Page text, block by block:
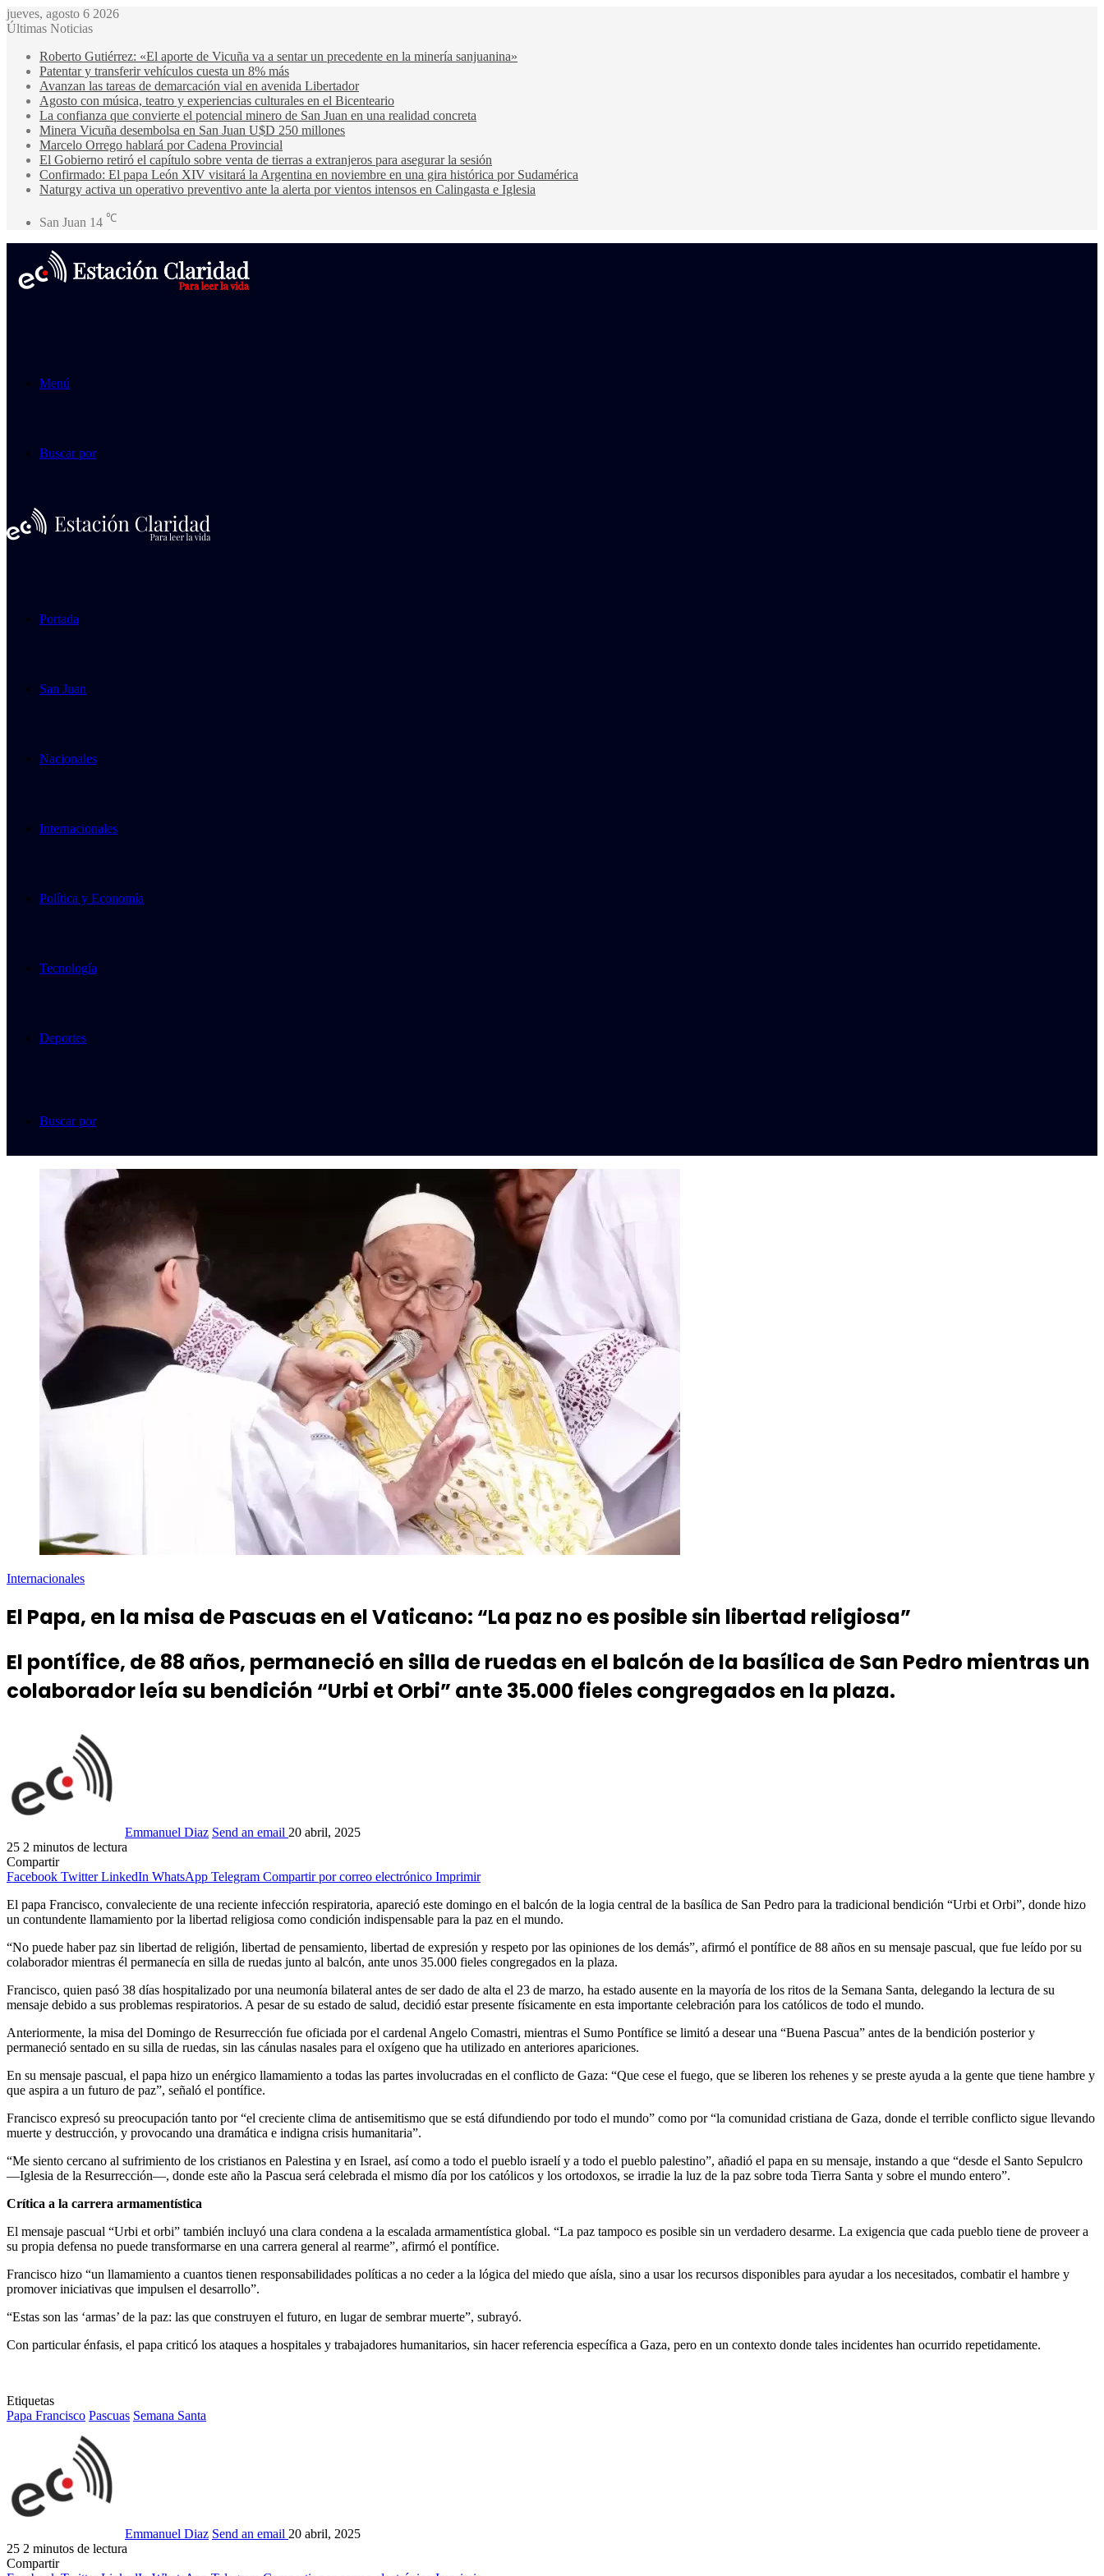
jueves, agosto 6 2026
Últimas Noticias
Roberto Gutiérrez: «El aporte de Vicuña va a sentar un precedente en la minería sanjuanina»
Patentar y transferir vehículos cuesta un 8% más
Avanzan las tareas de demarcación vial en avenida Libertador
Agosto con música, teatro y experiencias culturales en el Bicenteario
La confianza que convierte el potencial minero de San Juan en una realidad concreta
Minera Vicuña desembolsa en San Juan U$D 250 millones
Marcelo Orrego hablará por Cadena Provincial
El Gobierno retiró el capítulo sobre venta de tierras a extranjeros para asegurar la sesión
Confirmado: El papa León XIV visitará la Argentina en noviembre en una gira histórica por Sudamérica
Naturgy activa un operativo preventivo ante la alerta por vientos intensos en Calingasta e Iglesia
San Juan 14 ℃
Menú
Buscar por
Portada
San Juan
Nacionales
Internacionales
Política y Economía
Tecnología
Deportes
Buscar por
Internacionales
El Papa, en la misa de Pascuas en el Vaticano: “La paz no es posible sin libertad religiosa”
El pontífice, de 88 años, permaneció en silla de ruedas en el balcón de la basílica de San Pedro mientras un
colaborador leía su bendición “Urbi et Orbi” ante 35.000 fieles congregados en la plaza.
Emmanuel Diaz Send an email 20 abril, 2025
25 2 minutos de lectura
Compartir
Facebook Twitter LinkedIn WhatsApp Telegram Compartir por correo electrónico Imprimir
El papa Francisco, convaleciente de una reciente infección respiratoria, apareció este domingo en el balcón de la logia central de la basílica de San Pedro para la tradicional bendición “Urbi et Orbi”, donde hizo
un contundente llamamiento por la libertad religiosa como condición indispensable para la paz en el mundo.
“No puede haber paz sin libertad de religión, libertad de pensamiento, libertad de expresión y respeto por las opiniones de los demás”, afirmó el pontífice de 88 años en su mensaje pascual, que fue leído por su
colaborador mientras él permanecía en silla de ruedas junto al balcón, ante unos 35.000 fieles congregados en la plaza.
Francisco, quien pasó 38 días hospitalizado por una neumonía bilateral antes de ser dado de alta el 23 de marzo, ha estado ausente en la mayoría de los ritos de la Semana Santa, delegando la lectura de su
mensaje debido a sus problemas respiratorios. A pesar de su estado de salud, decidió estar presente físicamente en esta importante celebración para los católicos de todo el mundo.
Anteriormente, la misa del Domingo de Resurrección fue oficiada por el cardenal Angelo Comastri, mientras el Sumo Pontífice se limitó a desear una “Buena Pascua” antes de la bendición posterior y
permaneció sentado en su silla de ruedas, sin las cánulas nasales para el oxígeno que ha utilizado en anteriores apariciones.
En su mensaje pascual, el papa hizo un enérgico llamamiento a todas las partes involucradas en el conflicto de Gaza: “Que cese el fuego, que se liberen los rehenes y se preste ayuda a la gente que tiene hambre y
que aspira a un futuro de paz”, señaló el pontífice.
Francisco expresó su preocupación tanto por “el creciente clima de antisemitismo que se está difundiendo por todo el mundo” como por “la comunidad cristiana de Gaza, donde el terrible conflicto sigue llevando
muerte y destrucción, y provocando una dramática e indigna crisis humanitaria”.
“Me siento cercano al sufrimiento de los cristianos en Palestina y en Israel, así como a todo el pueblo israelí y a todo el pueblo palestino”, añadió el papa en su mensaje, instando a que “desde el Santo Sepulcro
—Iglesia de la Resurrección—, donde este año la Pascua será celebrada el mismo día por los católicos y los ortodoxos, se irradie la luz de la paz sobre toda Tierra Santa y sobre el mundo entero”.
Crítica a la carrera armamentística
El mensaje pascual “Urbi et orbi” también incluyó una clara condena a la escalada armamentística global. “La paz tampoco es posible sin un verdadero desarme. La exigencia que cada pueblo tiene de proveer a
su propia defensa no puede transformarse en una carrera general al rearme”, afirmó el pontífice.
Francisco hizo “un llamamiento a cuantos tienen responsabilidades políticas a no ceder a la lógica del miedo que aísla, sino a usar los recursos disponibles para ayudar a los necesitados, combatir el hambre y
promover iniciativas que impulsen el desarrollo”.
“Estas son las ‘armas’ de la paz: las que construyen el futuro, en lugar de sembrar muerte”, subrayó.
Con particular énfasis, el papa criticó los ataques a hospitales y trabajadores humanitarios, sin hacer referencia específica a Gaza, pero en un contexto donde tales incidentes han ocurrido repetidamente.
Etiquetas
Papa Francisco Pascuas Semana Santa
Emmanuel Diaz Send an email 20 abril, 2025
25 2 minutos de lectura
Compartir